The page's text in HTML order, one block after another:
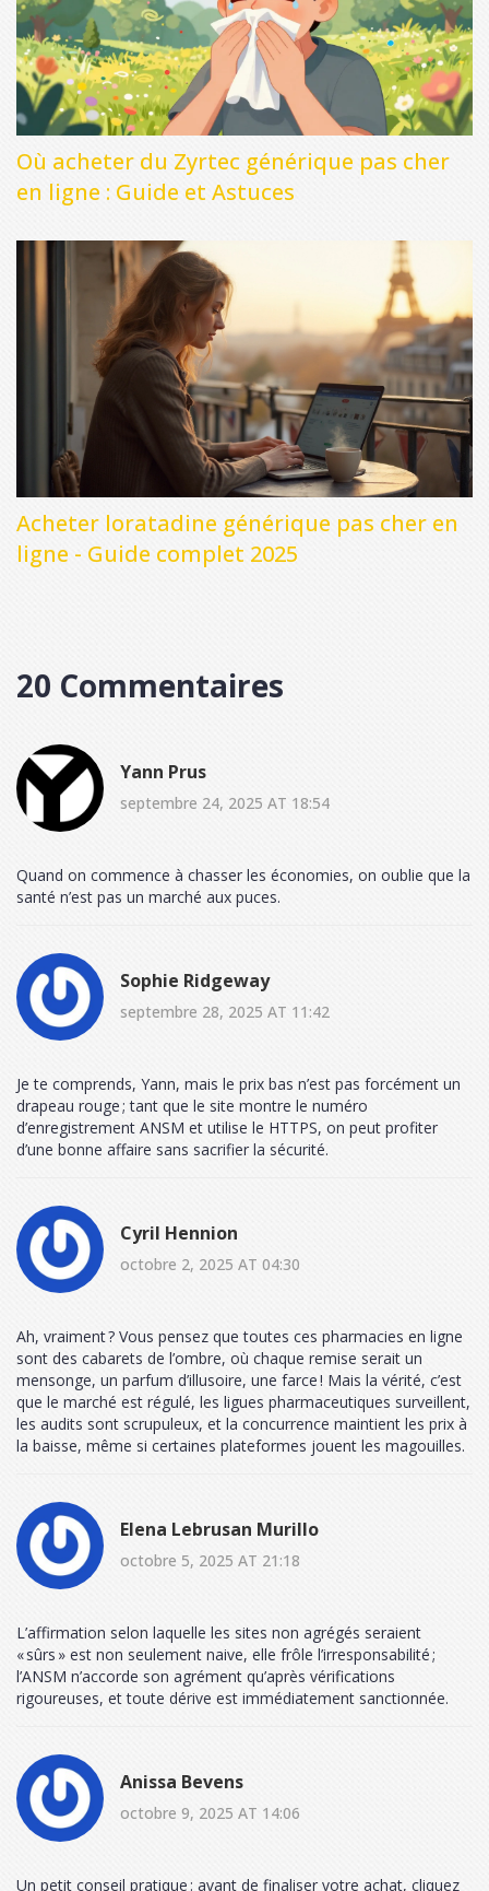
Où acheter du Zyrtec générique pas cher
en ligne : Guide et Astuces
Acheter loratadine générique pas cher en
ligne - Guide complet 2025
20 Commentaires
Yann Prus
septembre 24, 2025 AT 18:54
Quand on commence à chasser les économies, on oublie que la
santé n’est pas un marché aux puces.
Sophie Ridgeway
septembre 28, 2025 AT 11:42
Je te comprends, Yann, mais le prix bas n’est pas forcément un
drapeau rouge ; tant que le site montre le numéro
d’enregistrement ANSM et utilise le HTTPS, on peut profiter
d’une bonne affaire sans sacrifier la sécurité.
Cyril Hennion
octobre 2, 2025 AT 04:30
Ah, vraiment ? Vous pensez que toutes ces pharmacies en ligne
sont des cabarets de l’ombre, où chaque remise serait un
mensonge, un parfum d’illusoire, une farce ! Mais la vérité, c’est
que le marché est régulé, les ligues pharmaceutiques surveillent,
les audits sont scrupuleux, et la concurrence maintient les prix à
la baisse, même si certaines plateformes jouent les magouilles.
Elena Lebrusan Murillo
octobre 5, 2025 AT 21:18
L’affirmation selon laquelle les sites non agrégés seraient
« sûrs » est non seulement naive, elle frôle l’irresponsabilité ;
l’ANSM n’accorde son agrément qu’après vérifications
rigoureuses, et toute dérive est immédiatement sanctionnée.
Anissa Bevens
octobre 9, 2025 AT 14:06
Un petit conseil pratique : avant de finaliser votre achat, cliquez